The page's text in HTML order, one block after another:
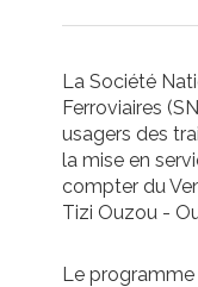
La Société
Ferroviaires
usagers des
la mise en
compter du
Tizi Ouzou -
Le programme